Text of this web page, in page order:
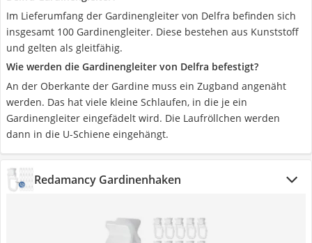
Im Lieferumfang der Gardinengleiter von Delfra befinden sich
insgesamt 100 Gardinengleiter. Diese bestehen aus Kunststoff
und gelten als gleitfähig.
Wie werden die Gardinengleiter von Delfra befestigt?
An der Oberkante der Gardine muss ein Zugband angenäht
werden. Das hat viele kleine Schlaufen, in die je ein
Gardinengleiter eingefädelt wird. Die Laufröllchen werden
dann in die U-Schiene eingehängt.
Redamancy Gardinenhaken